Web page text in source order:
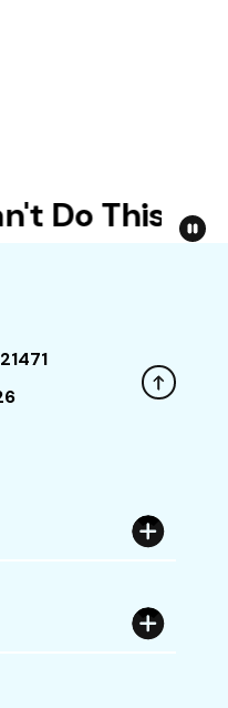
Do This